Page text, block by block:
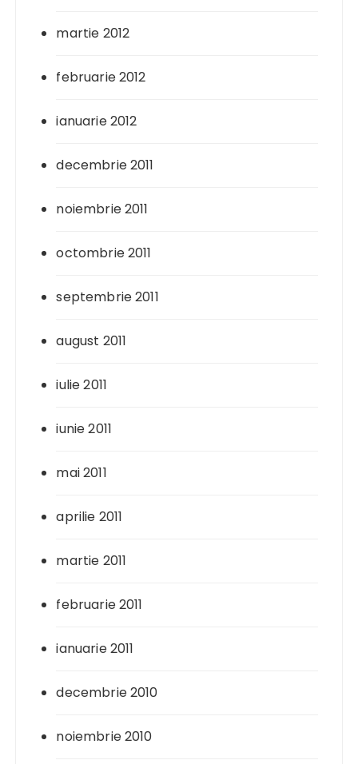
martie 2012
februarie 2012
ianuarie 2012
decembrie 2011
noiembrie 2011
octombrie 2011
septembrie 2011
august 2011
iulie 2011
iunie 2011
mai 2011
aprilie 2011
martie 2011
februarie 2011
ianuarie 2011
decembrie 2010
noiembrie 2010